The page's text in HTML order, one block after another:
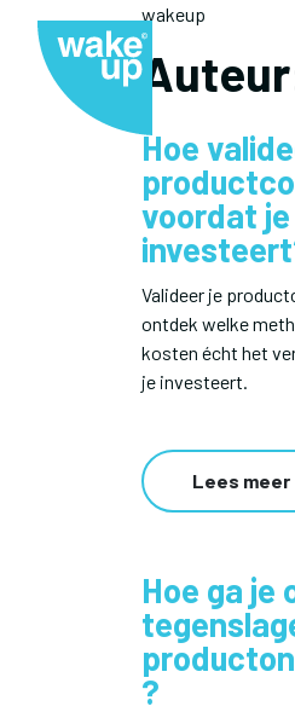
wakeup
Hoe
voordat je
Valideer je
ontdek welke
kosten écht het
je investeert.
Lees meer
Hoe ga je
?